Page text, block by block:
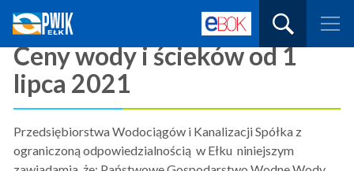
Wodociągów
i
Kanalizacji
Spółka
z
o.o.
w
Ełku
Pobór
uzdatnianie
tutaj
czego
szukasz:
Strona główna Ceny wody i ścieków od 1 lipca 2021
Ceny wody i ścieków od 1
lipca 2021
Przedsiębiorstwa Wodociągów i Kanalizacji Spółka z
ograniczoną odpowiedzialnością w Ełku niniejszym